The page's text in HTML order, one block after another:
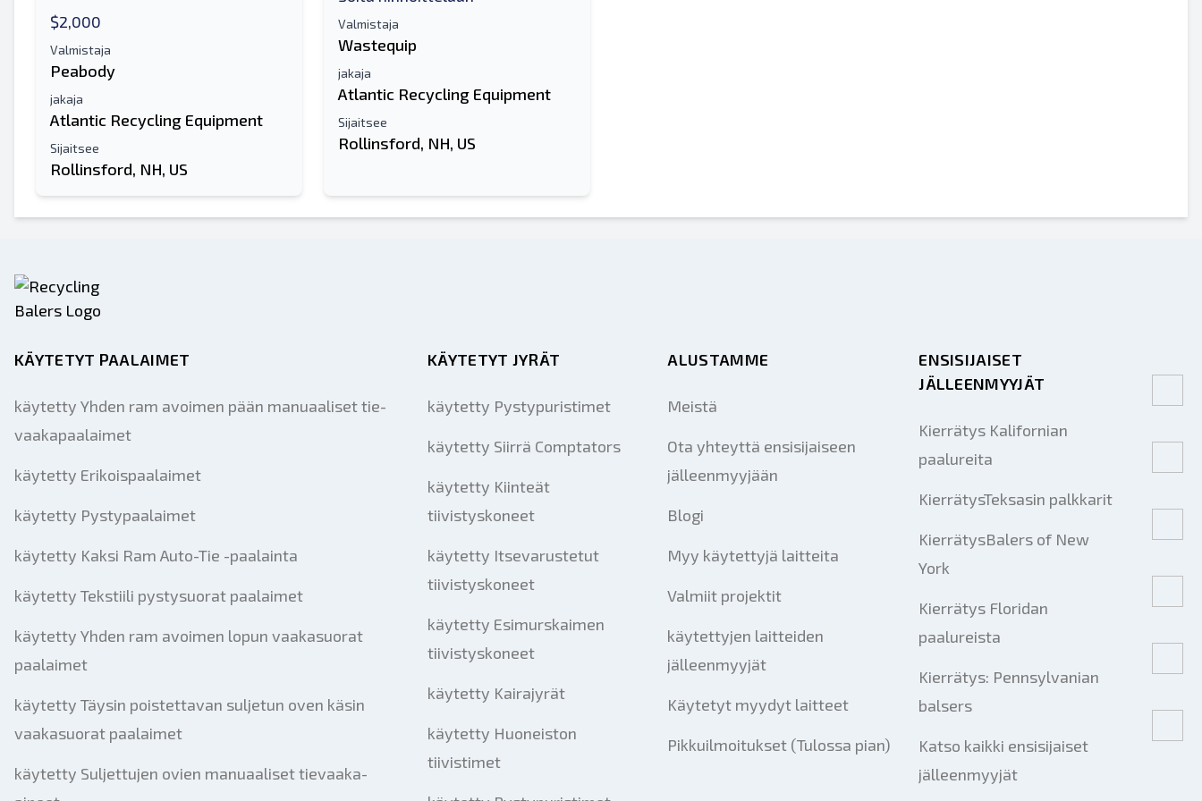
$2,000
Valmistaja
Peabody
jakaja
Atlantic Recycling Equipment
Sijaitsee
Rollinsford, NH, US
Valmistaja
Wastequip
jakaja
Atlantic Recycling Equipment
Sijaitsee
Rollinsford, NH, US
KÄYTETYT PAALAIMET
käytetty Yhden ram avoimen pään manuaaliset tie-
vaakapaalaimet
käytetty Erikoispaalaimet
käytetty Pystypaalaimet
käytetty Kaksi Ram Auto-Tie -paalainta
käytetty Tekstiili pystysuorat paalaimet
käytetty Yhden ram avoimen lopun vaakasuorat
paalaimet
käytetty Täysin poistettavan suljetun oven käsin
vaakasuorat paalaimet
käytetty Suljettujen ovien manuaaliset tievaaka-
KÄYTETYT JYRÄT
käytetty Pystypuristimet
käytetty Siirrä Comptators
käytetty Kiinteät
tiivistyskoneet
käytetty Itsevarustetut
tiivistyskoneet
käytetty Esimurskaimen
tiivistyskoneet
käytetty Kairajyrät
käytetty Huoneiston
tiivistimet
ALUSTAMME
Meistä
Ota yhteyttä ensisijaiseen
jälleenmyyjään
Blogi
Myy käytettyjä laitteita
Valmiit projektit
käytettyjen laitteiden
jälleenmyyjät
Käytetyt myydyt laitteet
Pikkuilmoitukset (Tulossa pian)
ENSISIJAISET
JÄLLEENMYYJÄT
Kierrätys Kalifornian
paalureita
KierrätysTeksasin palkkarit
KierrätysBalers of New
York
Kierrätys Floridan
paalureista
Kierrätys: Pennsylvanian
balsers
Katso kaikki ensisijaiset
jälleenmyyjät